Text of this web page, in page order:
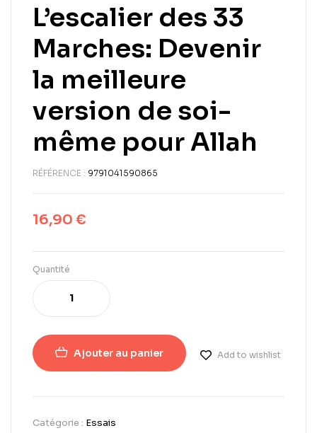
L’escalier des 33
Marches: Devenir
la meilleure
version de soi-
même pour Allah
RÉFÉRENCE : 9791041590865
16,90 €
Quantité
Ajouter au panier Add to wishlist
Catégorie : Essais